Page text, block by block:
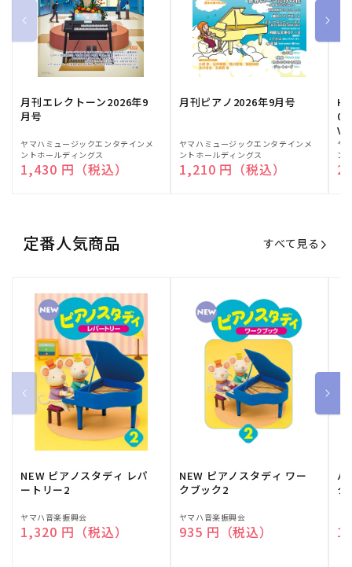
月刊エレクトーン2026年9
月号
販
売
元:
ヤマハミュージックエンタテインメ
ントホールディングス
通常価格
1,430 円（税込）
月刊ピアノ2026年9月号
販
売
元:
ヤマハミュージックエンタテインメ
ントホールディングス
通常価格
1,210 円（税込）
販
売
元:
ヤ
ン
定番人気商品 すべて見る
NEW ピアノスタディ レパ
ートリー2
販
売
ヤマハ音楽振興会
通常価格
1,320 円（税込）
NEW ピアノスタディ ワー
クブック2
販
売
ヤマハ音楽振興会
通常価格
935 円（税込）
バ
ク
売